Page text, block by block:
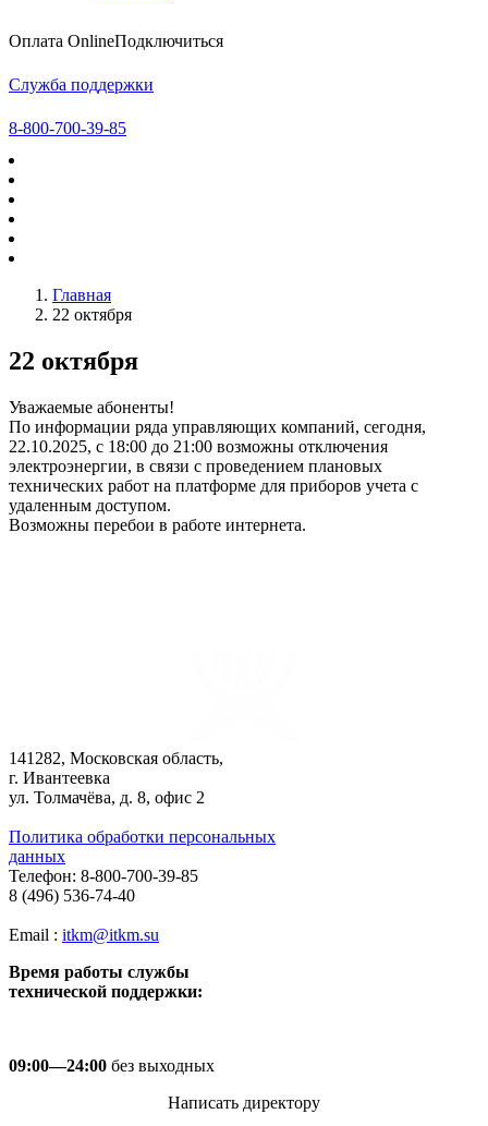
Оплата OnlineПодключиться
Служба поддержки
8-800-700-39-85
Главная
22 октября
22 октября
Уважаемые абоненты!
По информации ряда управляющих компаний, сегодня,
22.10.2025, с 18:00 до 21:00 возможны отключения
электроэнергии, в связи с проведением плановых
технических работ на платформе для приборов учета с
удаленным доступом.
Возможны перебои в работе интернета.
141282, Московская область,
г. Ивантеевка
ул. Толмачёва, д. 8, офис 2
Политика обработки персональных
данных
Телефон: 8-800-700-39-85
8 (496) 536-74-40
Email : itkm@itkm.su
Время работы службы
технической поддержки:
09:00—24:00 без выходных
Написать директору